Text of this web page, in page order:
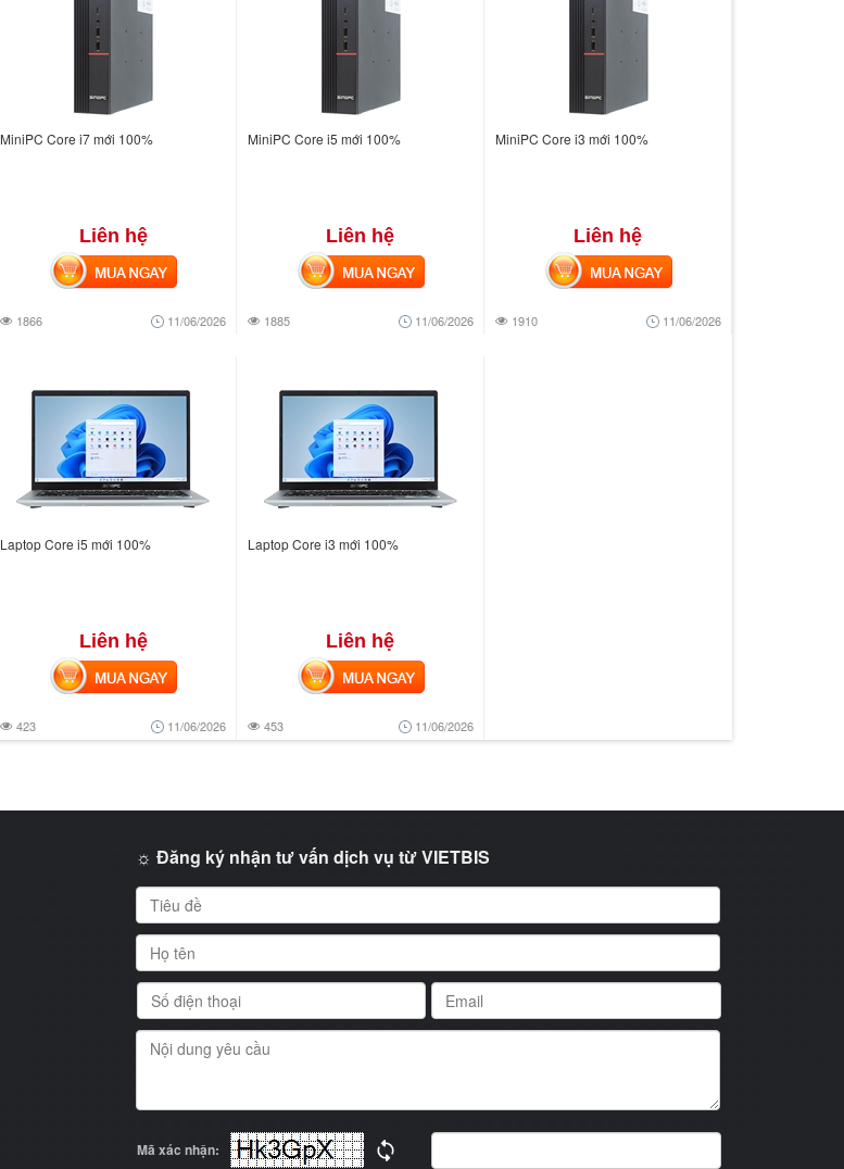
MiniPC Core i7 mới 100%
Liên hệ
1866 11/06/2026
MUA NGAY
MiniPC Core i5 mới 100%
Liên hệ
1885 11/06/2026
MUA NGAY
MiniPC Core i3 mới 100%
Liên hệ
1910 11/06/2026
MUA NGAY
Laptop Core i5 mới 100%
Liên hệ
423 11/06/2026
MUA NGAY
Laptop Core i3 mới 100%
Liên hệ
453 11/06/2026
MUA NGAY
☼ Đăng ký nhận tư vấn dịch vụ từ VIETBIS
Mã xác nhận: